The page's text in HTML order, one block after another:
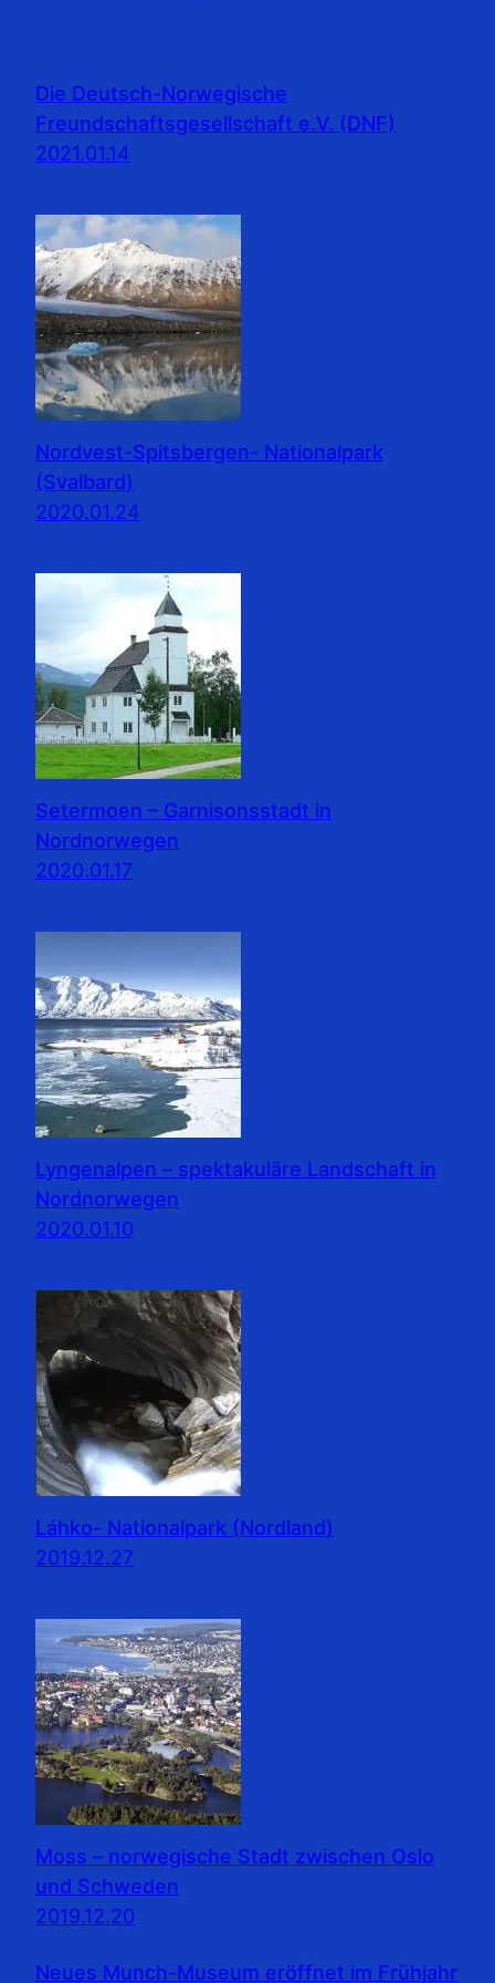
Die Deutsch-Norwegische
Freundschaftsgesellschaft e.V. (DNF)
2021.01.14
Nordvest-Spitsbergen- Nationalpark
(Svalbard)
2020.01.24
Setermoen – Garnisonsstadt in
Nordnorwegen
2020.01.17
Lyngenalpen – spektakuläre Landschaft in
Nordnorwegen
2020.01.10
Láhko- Nationalpark (Nordland)
2019.12.27
Moss – norwegische Stadt zwischen Oslo
und Schweden
2019.12.20
Neues Munch-Museum eröffnet im Frühjahr